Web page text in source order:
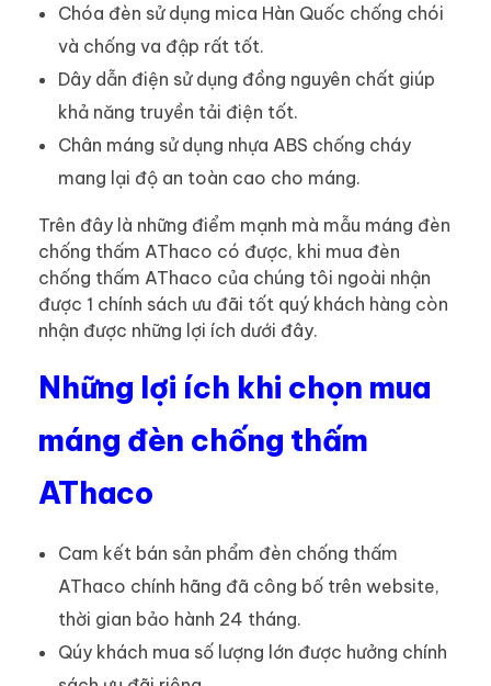
Chóa đèn sử dụng mica Hàn Quốc chống chói
và chống va đập rất tốt.
Dây dẫn điện sử dụng đồng nguyên chất giúp
khả năng truyền tải điện tốt.
Chân máng sử dụng nhựa ABS chống cháy
mang lại độ an toàn cao cho máng.
Trên đây là những điểm mạnh mà mẫu máng đèn
chống thấm AThaco có được, khi mua đèn
chống thấm AThaco của chúng tôi ngoài nhận
được 1 chính sách ưu đãi tốt quý khách hàng còn
nhận được những lợi ích dưới đây.
Những lợi ích khi chọn mua
máng đèn chống thấm
AThaco
Cam kết bán sản phẩm đèn chống thấm
AThaco chính hãng đã công bố trên website,
thời gian bảo hành 24 tháng.
Qúy khách mua số lượng lớn được hưởng chính